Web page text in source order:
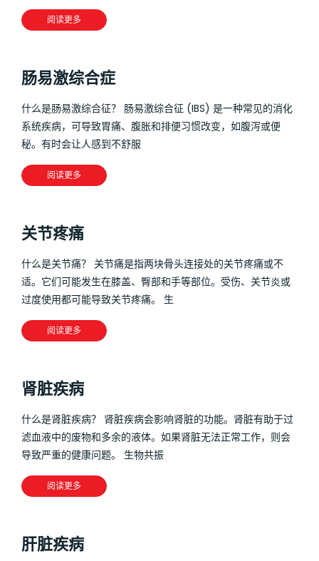
阅读更多
肠易激综合症
什么是肠易激综合征？ 肠易激综合征 (IBS) 是一种常见的消化
系统疾病，可导致胃痛、腹胀和排便习惯改变，如腹泻或便
秘。有时会让人感到不舒服
阅读更多
关节疼痛
什么是关节痛？ 关节痛是指两块骨头连接处的关节疼痛或不
适。它们可能发生在膝盖、臀部和手等部位。受伤、关节炎或
过度使用都可能导致关节疼痛。 生
阅读更多
肾脏疾病
什么是肾脏疾病？ 肾脏疾病会影响肾脏的功能。肾脏有助于过
滤血液中的废物和多余的液体。如果肾脏无法正常工作，则会
导致严重的健康问题。 生物共振
阅读更多
肝脏疾病